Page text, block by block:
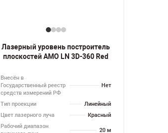
Лазерный уровень построитель
плоскостей AMO LN 3D-360 Red
Внесён в
Государственный реестр
средств измерений РФ
Нет
Тип проекции
Линейный
Цвет лазерного луча
Красный
Рабочий диапазон
20 м